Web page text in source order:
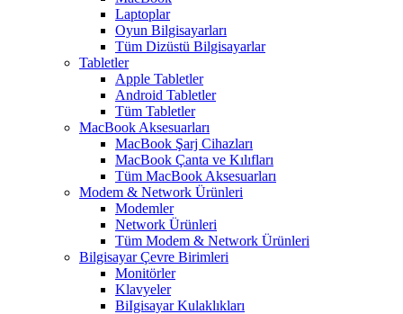
Laptoplar
Oyun Bilgisayarları
Tüm Dizüstü Bilgisayarlar
Tabletler
Apple Tabletler
Android Tabletler
Tüm Tabletler
MacBook Aksesuarları
MacBook Şarj Cihazları
MacBook Çanta ve Kılıfları
Tüm MacBook Aksesuarları
Modem & Network Ürünleri
Modemler
Network Ürünleri
Tüm Modem & Network Ürünleri
Bilgisayar Çevre Birimleri
Monitörler
Klavyeler
BiIgisayar Kulaklıkları